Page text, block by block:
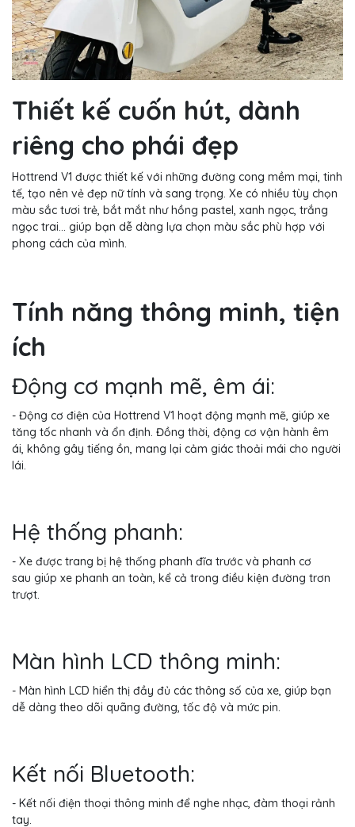
Thiết kế cuốn hút, dành
riêng cho phái đẹp
Hottrend V1 được thiết kế với những đường cong mềm mại, tinh
tế, tạo nên vẻ đẹp nữ tính và sang trọng. Xe có nhiều tùy chọn
màu sắc tươi trẻ, bắt mắt như hồng pastel, xanh ngọc, trắng
ngọc trai... giúp bạn dễ dàng lựa chọn màu sắc phù hợp với
phong cách của mình.
Tính năng thông minh, tiện
ích
Động cơ mạnh mẽ, êm ái:
- Động cơ điện của Hottrend V1 hoạt động mạnh mẽ, giúp xe
tăng tốc nhanh và ổn định. Đồng thời, động cơ vận hành êm
ái, không gây tiếng ồn, mang lại cảm giác thoải mái cho người
lái.
Hệ thống phanh:
- Xe được trang bị hệ thống phanh đĩa trước và phanh cơ
sau giúp xe phanh an toàn, kể cả trong điều kiện đường trơn
trượt.
Màn hình LCD thông minh:
- Màn hình LCD hiển thị đầy đủ các thông số của xe, giúp bạn
dễ dàng theo dõi quãng đường, tốc độ và mức pin.
Kết nối Bluetooth:
- Kết nối điện thoại thông minh để nghe nhạc, đàm thoại rảnh
tay.